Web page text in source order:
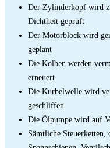
Der Zylinderkopf wird
Dichtheit geprüft
Der Motorblock wird
geplant
Die Kolben werden
erneuert
Die Kurbelwelle wird
geschliffen
Die Ölpumpe wird auf
Sämtliche Steuerketten,